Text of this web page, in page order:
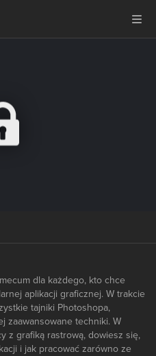
dla każdego, kto chce
aplikacji graficznej. W trakcie
tajniki Photoshopa,
zaawansowane techniki. W
z grafiką rastrową, dowiesz się,
i jak pracować zarówno ze